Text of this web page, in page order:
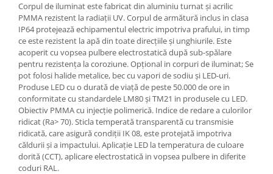
Corpul de iluminat este fabricat din aluminiu turnat și acrilic
PMMA rezistent la radiații UV. Corpul de armătură inclus in clasa
IP64 protejează echipamentul electric impotriva prafului, in timp
ce este rezistent la apă din toate direcțiile și unghiurile. Este
acoperit cu vopsea pulbere electrostatică după sub-spălare
pentru rezistența la coroziune. Opțional in corpuri de iluminat; Se
pot folosi halide metalice, bec cu vapori de sodiu și LED-uri.
Produse LED cu o durată de viață de peste 50.000 de ore in
conformitate cu standardele LM80 și TM21 in produsele cu LED.
Obiectiv PMMA cu injecție polimerică. Indice de redare a culorilor
ridicat (Ra> 70). Sticla temperată transparentă cu transmisie
ridicată, care asigură condiții IK 08, este protejată impotriva
căldurii și a impactului. Aplicație LED la temperatura de culoare
dorită (CCT), aplicare electrostatică in vopsea pulbere in diferite
coduri RAL.